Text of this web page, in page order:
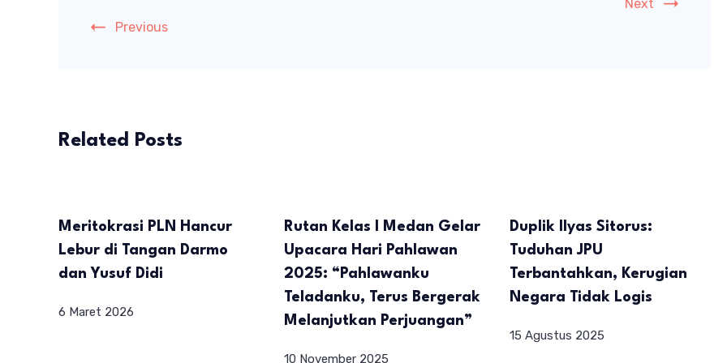
Previous
Next
Related Posts
Meritokrasi PLN Hancur
Lebur di Tangan Darmo
dan Yusuf Didi
6 Maret 2026
Rutan Kelas I Medan Gelar
Upacara Hari Pahlawan
2025: “Pahlawanku
Teladanku, Terus Bergerak
Melanjutkan Perjuangan”
10 November 2025
Duplik Ilyas Sitorus:
Tuduhan JPU
Terbantahkan, Kerugian
Negara Tidak Logis
15 Agustus 2025